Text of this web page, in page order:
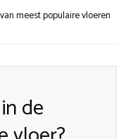
meest populaire vloeren
de